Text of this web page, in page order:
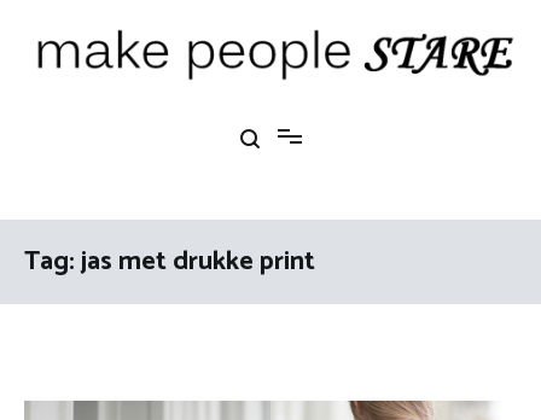
Tag:jas met drukke print